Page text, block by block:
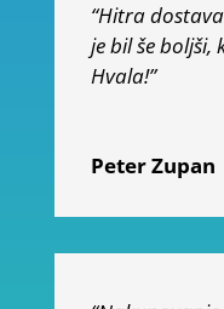
“Hitra
je bil še boljši,
Hvala!”
Peter Zupan